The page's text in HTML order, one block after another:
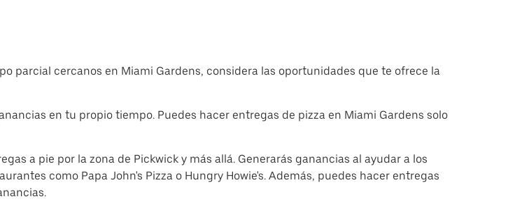
parcial cercanos en Miami Gardens, considera las oportunidades que te ofrece la
en tu propio tiempo. Puedes hacer entregas de pizza en Miami Gardens solo
a pie por la zona de Pickwick y más allá. Generarás ganancias al ayudar a los
como Papa John's Pizza o Hungry Howie's. Además, puedes hacer entregas